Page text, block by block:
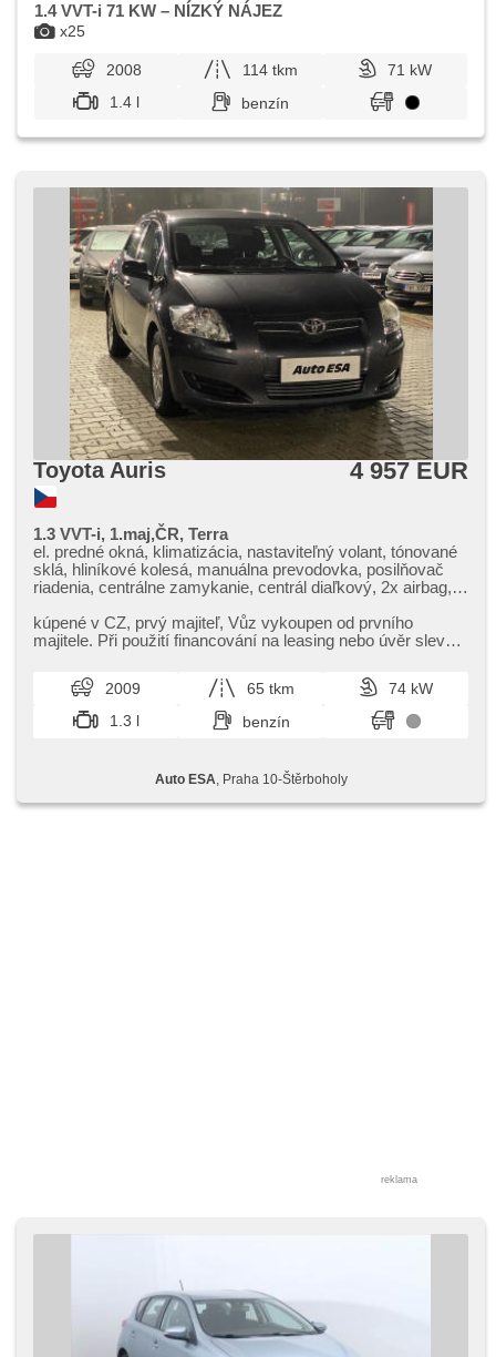
x25
1.4 VVT-i 71 KW – NÍZKÝ NÁJEZ
2008 114 tkm
71 kW
1.4 l
benzín
Toyota Auris 4 957 EUR
1.3 VVT-i, 1.maj,ČR, Terra
el. predné okná, klimatizácia, nastaviteľný volant, tónované
sklá, hliníkové kolesá, manuálna prevodovka, posilňovač
riadenia, centrálne zamykanie, centrál diaľkový, 2x airbag,
kúpené v CZ,​ prvý majiteľ,​ Vůz vykoupen od prvního
majitele. Při použití financování na leasing nebo úvěr sleva
2009 65 tkm
74 kW
1.3 l
benzín
Auto ESA , Praha 10-Štěrboholy
reklama